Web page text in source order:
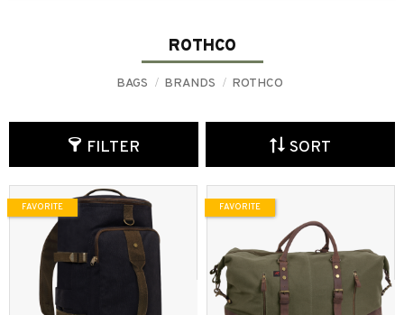
ROTHCO
BAGS BRANDS ROTHCO
FILTER SORT
FAVORITE FAVORITE